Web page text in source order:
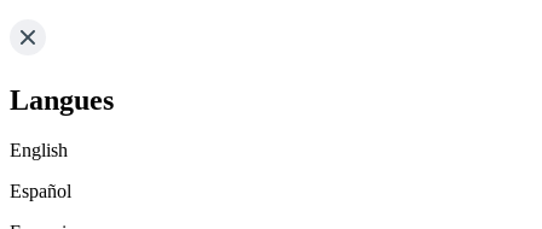
Langues
English
Español